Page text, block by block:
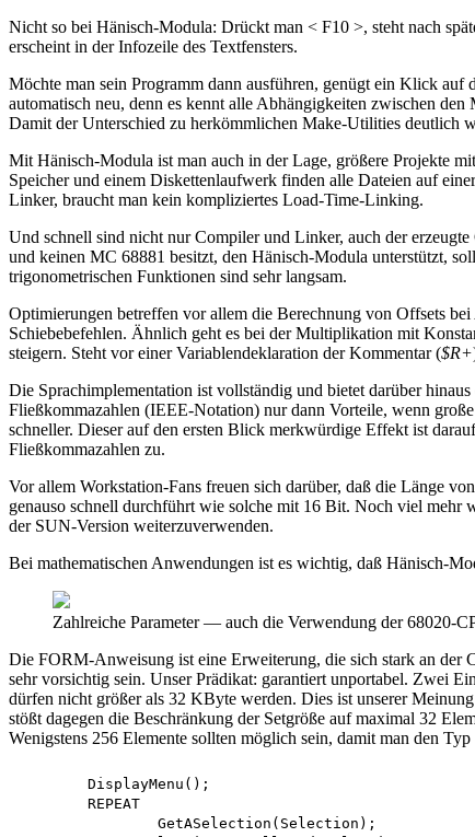
Nicht so bei Hänisch-Modula: Drückt man < F10 >, steht nach
erscheint in der Infozeile des Textfensters.
Möchte man sein Programm dann ausführen, genügt ein Klick
automatisch neu, denn es kennt alle Abhängigkeiten zwischen
Damit der Unterschied zu herkömmlichen Make-Utilities deutlich
Mit Hänisch-Modula ist man auch in der Lage, größere Projekte
Speicher und einem Diskettenlaufwerk finden alle Dateien auf
Linker, braucht man kein kompliziertes Load-Time-Linking.
Und schnell sind nicht nur Compiler und Linker, auch der
und keinen MC 68881 besitzt, den Hänisch-Modula unterstützt,
trigonometrischen Funktionen sind sehr langsam.
Optimierungen betreffen vor allem die Berechnung von Offsets
Schiebebefehlen. Ähnlich geht es bei der Multiplikation mit
steigern. Steht vor einer Variablendeklaration der Kommentar ($R+
Die Sprachimplementation ist vollständig und bietet darüber
Fließkommazahlen (IEEE-Notation) nur dann Vorteile, wenn
schneller. Dieser auf den ersten Blick merkwürdige Effekt ist
Fließkommazahlen zu.
Vor allem Workstation-Fans freuen sich darüber, daß die Länge
genauso schnell durchführt wie solche mit 16 Bit. Noch viel mehr
der SUN-Version weiterzuverwenden.
Bei mathematischen Anwendungen ist es wichtig, daß Hänisch-
Zahlreiche Parameter — auch die Verwendung der 68020-
Die FORM-Anweisung ist eine Erweiterung, die sich stark an der
sehr vorsichtig sein. Unser Prädikat: garantiert unportabel. Zwei
dürfen nicht größer als 32 KByte werden. Dies ist unserer
stößt dagegen die Beschränkung der Setgröße auf maximal 32
Wenigstens 256 Elemente sollten möglich sein, damit man den